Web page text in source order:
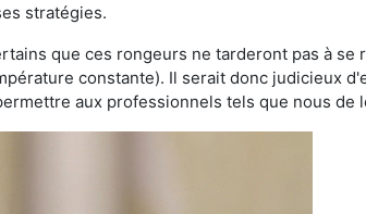
stratégies.
que ces rongeurs ne tarderont pas à
constante). Il serait donc judicieux
aux professionnels tels que nous de